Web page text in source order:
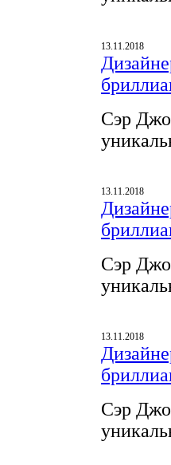
13.11.2018
Сэр
13.11.2018
Сэр
13.11.2018
Сэр